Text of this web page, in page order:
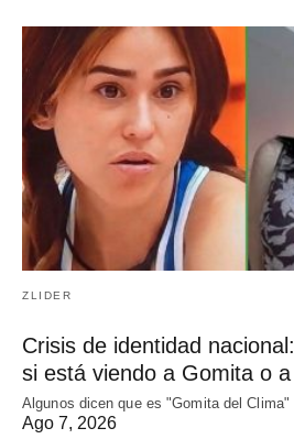
ZLIDER
Crisis de identidad
si está viendo a Gomita o
Algunos dicen que es "Gomita del Clima"
Ago 7, 2026